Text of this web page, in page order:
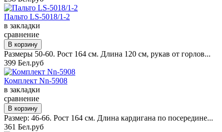
Пальто LS-5018/1-2
в закладки
сравнение
Размеры 50-60. Рост 164 см. Длина 120 см, рукав от горлов...
399 Бел.руб
Комплект Nn-5908
в закладки
сравнение
Размер: 46-66. Рост 164 см. Длина кардигана по посередине...
361 Бел.руб